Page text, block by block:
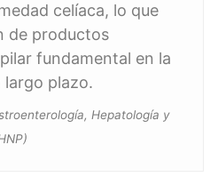
celíaca, lo que
de productos
fundamental en la
largo plazo.
Hepatología y